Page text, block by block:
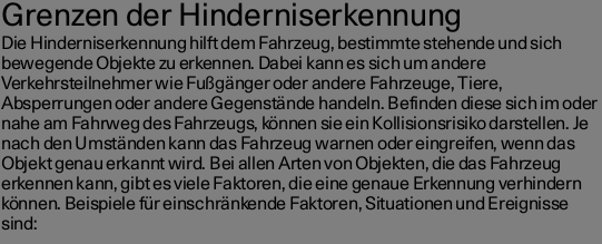
Grenzen der Hinderniserkennung
Die Hinderniserkennung hilft dem Fahrzeug, bestimmte stehende und sich
bewegende Objekte zu erkennen. Dabei kann es sich um andere
Verkehrsteilnehmer wie Fußgänger oder andere Fahrzeuge, Tiere,
Absperrungen oder andere Gegenstände handeln. Befinden diese sich im oder
nahe am Fahrweg des Fahrzeugs, können sie ein Kollisionsrisiko darstellen. Je
nach den Umständen kann das Fahrzeug warnen oder eingreifen, wenn das
Objekt genau erkannt wird. Bei allen Arten von Objekten, die das Fahrzeug
erkennen kann, gibt es viele Faktoren, die eine genaue Erkennung verhindern
können. Beispiele für einschränkende Faktoren, Situationen und Ereignisse
sind: